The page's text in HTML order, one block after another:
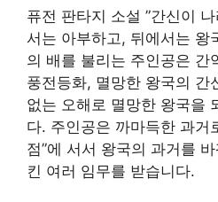
퓨전 판타지 소설 ”간신이
서는 아부하고, 뒤에서는 왕
의 배를 불리는 주인공은 간
풍전등화, 멸망한 왕국의 간
없는 오해로 멸망한 왕국을
다. 주인공은 까마득한 과거
점”에 서서 왕국의 과거를
킨 여러 임무를 받습니다.